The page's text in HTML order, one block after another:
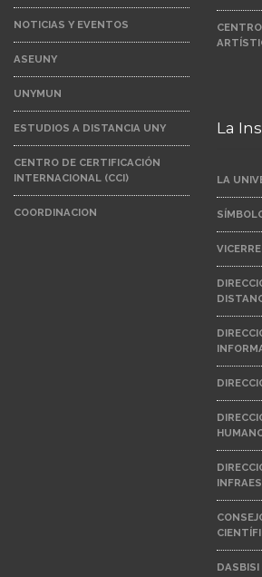
NOTICIAS Y EVENTOS
ASEUNY
UNYMUN
ESTUDIOS A DISTANCIA UNY
CENTRO DE CERTIFICACIÓN
INTERNACIONAL (CCI)
COORDINACION
La
LA
DASBISI